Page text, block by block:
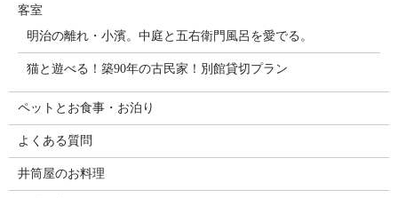
客室
明治の離れ・小濱。中庭と五右衛門風呂を愛でる。
猫と遊べる！築90年の古民家！別館貸切プラン
ペットとお食事・お泊り
よくある質問
井筒屋のお料理